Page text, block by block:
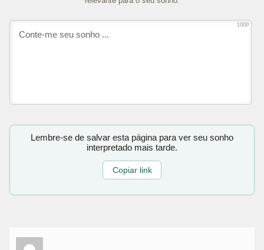
1000
Lembre-se de salvar esta página para ver seu sonho
interpretado mais tarde.
Copiar link